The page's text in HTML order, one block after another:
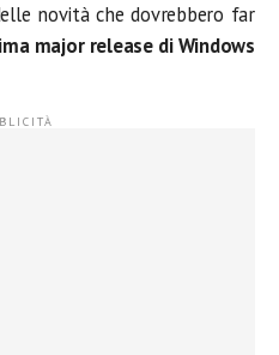
novità che dovrebbero far
major release di Windows